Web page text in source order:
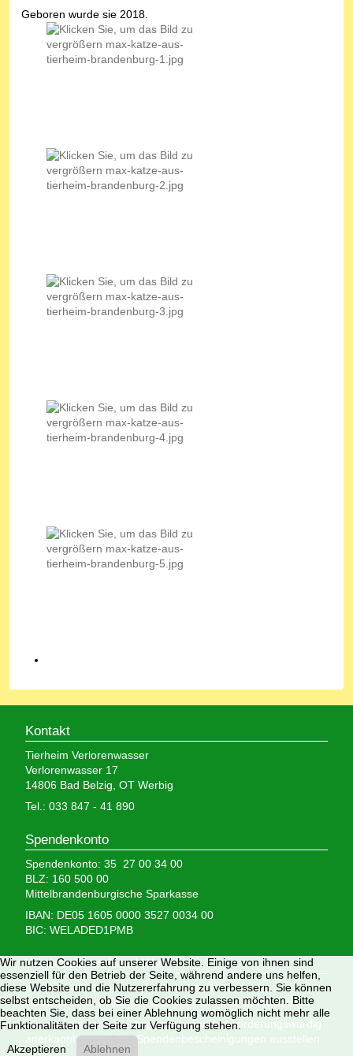
Geboren wurde sie 2018.
Kontakt
Tierheim Verlorenwasser
Verlorenwasser 17
14806 Bad Belzig, OT Werbig
Tel.: 033 847 - 41 890
Spendenkonto
Spendenkonto: 35 27 00 34 00
BLZ: 160 500 00
Mittelbrandenburgische Sparkasse
IBAN: DE05 1605 0000 3527 0034 00
BIC: WELADED1PMB
Wir brauchen Ihre Hilfe,
denn wir erhalten keinerlei staatliche Hilfe, sondern
finanzieren das Tierheim aus Spenden und Erbschaften.
Wir sind als gemeinnützig und besonders förderungswürdig
anerkannt und dürfen Spendenbescheinigungen ausstellen.
Wir nutzen Cookies auf unserer Website. Einige von ihnen sind
essenziell für den Betrieb der Seite, während andere uns helfen,
diese Website und die Nutzererfahrung zu verbessern. Sie können
selbst entscheiden, ob Sie die Cookies zulassen möchten. Bitte
beachten Sie, dass bei einer Ablehnung womöglich nicht mehr alle
Funktionalitäten der Seite zur Verfügung stehen.
Akzeptieren
Ablehnen